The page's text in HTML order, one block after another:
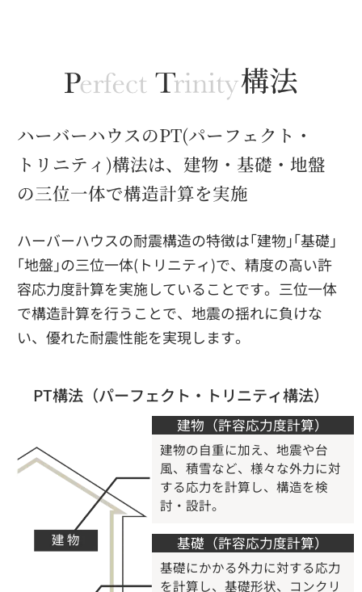
ハーバーハウスのPT(パーフェクト・
トリニティ)構法は、 建物・基礎・地盤
の三位一体で構造計算を実施
ハーバーハウスの耐震構造の特徴は｢建物｣｢基礎｣
｢地盤｣の三位一体(トリニティ)で、精度の高い許
容応力度計算を実施していることです。三位一体
で構造計算を行うことで、地震の揺れに負けな
い、優れた耐震性能を実現します。
PT構法（パーフェクト・トリニティ構法）
建物（許容応力度計算）
建物の自重に加え、地震や台
風、積雪など、様々な外力に対
する応力を計算し、構造を検
討・設計。
基礎（許容応力度計算）
基礎にかかる外力に対する応力
を計算し、基礎形状、コンクリ